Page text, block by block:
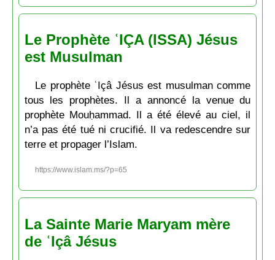
Le Prophète ʿIÇA (ISSA) Jésus
est Musulman
Le prophète ʿIçâ Jésus est musulman comme
tous les prophètes. Il a annoncé la venue du
prophète Mouḥammad. Il a été élevé au ciel, il
n’a pas été tué ni crucifié. Il va redescendre sur
terre et propager l’Islam.
https://www.islam.ms/?p=65
La Sainte Marie Maryam mère
de ʿIçâ Jésus